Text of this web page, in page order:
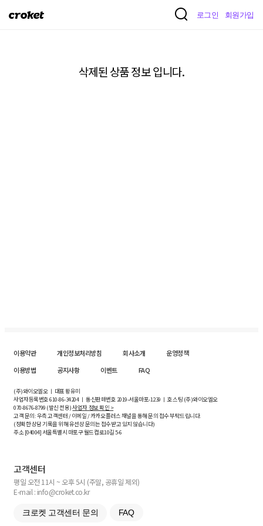
크
로그인 회원가입
삭제된 상품 정보 입니다.
이용약관 개인정보처리방침 회사소개
운영정책
이용방법
공지사항 이벤트 FAQ
(주)와이오엘오 ㅣ 대표 황유미
사업자등록번호610-86-34204ㅣ 통신판매번호 2019-서울마포-1239 ㅣ 호스팅 (주)와이오엘오
070-8676-8799 (발신 전용)사업자 정보 확인 >
고객 문의: 우측 고객센터 / 이메일 / 카카오플러스 채널을 통해 문의 접수 부탁드립니다.
(정확한 상담 기록을 위해 유선상 문의는 접수받고 있지 않습니다)
주소 [04004] 서울특별시 마포구 월드컵로10길5-6
고객센터
평일 오전 11시 ~ 오후 5시 (주말, 공휴일 제외)
E-mail : info@croket.co.kr
크로켓 고객센터 문의 FAQ